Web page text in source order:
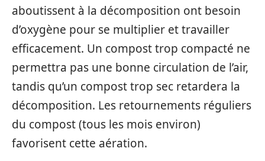
aboutissent à la décomposition ont besoin
d’oxygène pour se multiplier et travailler
efficacement. Un compost trop compacté ne
permettra pas une bonne circulation de l’air,
tandis qu’un compost trop sec retardera la
décomposition. Les retournements réguliers
du compost (tous les mois environ)
favorisent cette aération.